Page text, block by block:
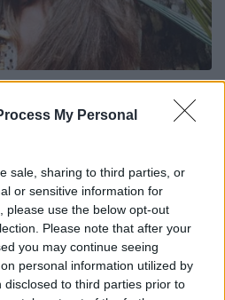
My Personal
sale, sharing to third parties, or
or sensitive information for
please use the below opt-out
Please note that after your
you may continue seeing
personal information utilized by
to third parties prior to